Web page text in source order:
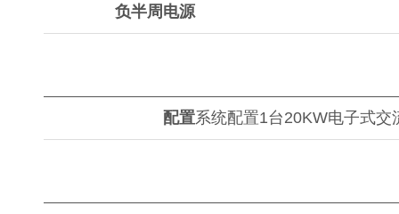
负半周电源
配置系统配置1台20KW电子式